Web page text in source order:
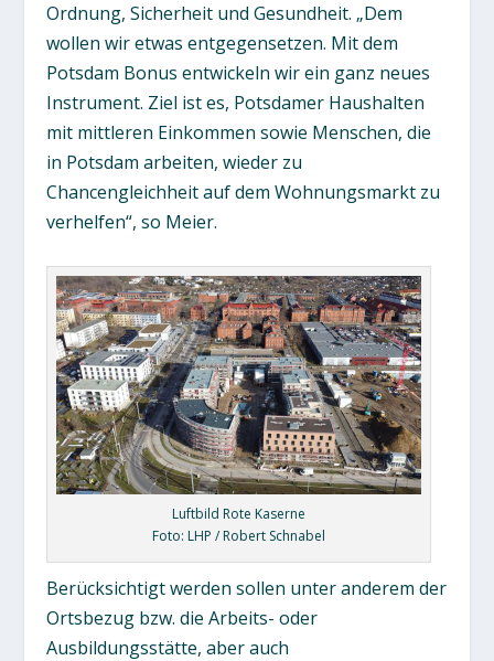
Ordnung, Sicherheit und Gesundheit. „Dem
wollen wir etwas entgegensetzen. Mit dem
Potsdam Bonus entwickeln wir ein ganz neues
Instrument. Ziel ist es, Potsdamer Haushalten
mit mittleren Einkommen sowie Menschen, die
in Potsdam arbeiten, wieder zu
Chancengleichheit auf dem Wohnungsmarkt zu
verhelfen“, so Meier.
Luftbild Rote Kaserne
Foto: LHP / Robert Schnabel
Berücksichtigt werden sollen unter anderem der
Ortsbezug bzw. die Arbeits- oder
Ausbildungsstätte, aber auch